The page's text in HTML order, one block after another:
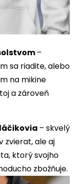
–
sa riadite, alebo
na mikine
a zároveň
– skvelý
zvierat, ale aj
ktorý svojho
zbožňuje.